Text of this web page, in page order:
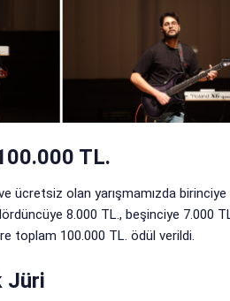
TL.
ve ücretsiz olan yarışmamızda
8.000 TL., beşinciye 7.000
toplam 100.000 TL. ödül verildi.
Jüri